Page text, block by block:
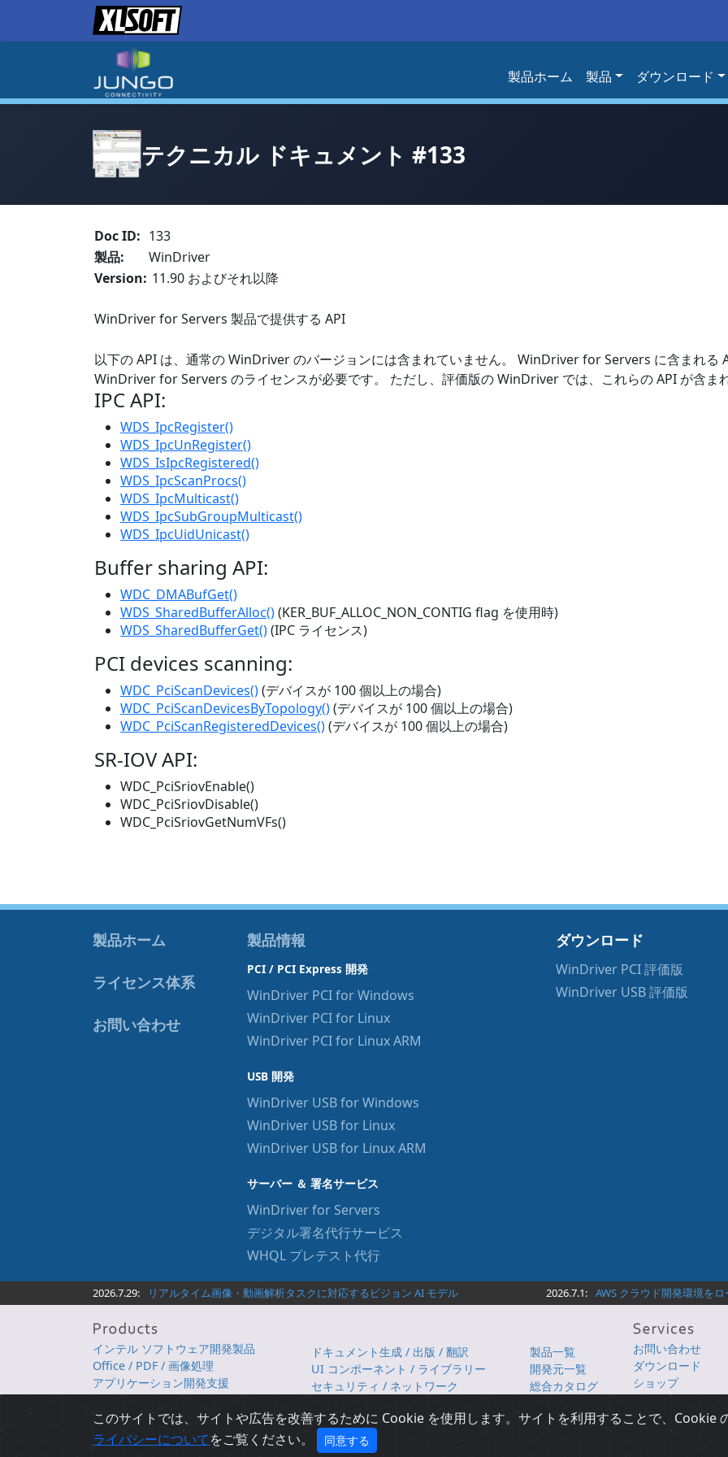
製品ホーム 製品 ダウンロード
テクニカル ドキュメント #133
Doc ID: 133
製品:
WinDriver
Version: 11.90 およびそれ以降
WinDriver for Servers 製品で提供する API
以下の API は、通常の WinDriver のバージョンには含まれていません。 WinDriver for Servers に含まれる
WinDriver for Servers のライセンスが必要です。 ただし、評価版の WinDriver では、これらの API が含まれ
IPC API:
WDS_IpcRegister()
WDS_IpcUnRegister()
WDS_IsIpcRegistered()
WDS_IpcScanProcs()
WDS_IpcMulticast()
WDS_IpcSubGroupMulticast()
WDS_IpcUidUnicast()
Buffer sharing API:
WDC_DMABufGet()
WDS_SharedBufferAlloc()(KER_BUF_ALLOC_NON_CONTIG flag を使用時)
WDS_SharedBufferGet()(IPC ライセンス)
PCI devices scanning:
WDC_PciScanDevices()(デバイスが 100 個以上の場合)
WDC_PciScanDevicesByTopology()(デバイスが 100 個以上の場合)
WDC_PciScanRegisteredDevices()(デバイスが 100 個以上の場合)
SR-IOV API:
WDC_PciSriovEnable()
WDC_PciSriovDisable()
WDC_PciSriovGetNumVFs()
製品ホーム
ライセンス体系
お問い合わせ
製品情報
PCI / PCI Express 開発
WinDriver PCI for Windows
WinDriver PCI for Linux
WinDriver PCI for Linux ARM
USB 開発
WinDriver USB for Windows
WinDriver USB for Linux
WinDriver USB for Linux ARM
サーバー ＆ 署名サービス
WinDriver for Servers
デジタル署名代行サービス
WHQL プレテスト代行
ダウンロード
WinDriver PCI 評価版
WinDriver USB 評価版
2026.7.29: リアルタイム画像・動画解析タスクに対応するビジョン AI モデル 2026.7.1: AWS クラウド開発環境を
インテル ソフトウェア開発製品
Office / PDF / 画像処理
アプリケーション開発支援
AI / 機械学習 / データサイエンス
ドキュメント生成 / 出版 / 翻訳
UI コンポーネント / ライブラリー
セキュリティ / ネットワーク
製品一覧
開発元一覧
総合カタログ
お問い合わせ
ダウンロード
ショップ
Copyright © 1998-2026 XLsoft Corporation. All Rights Reserved.
各製品名は、各社の商標または登録商標です。
このサイトでは、サイトや広告を改善するために Cookie を使用します。サイトを利用することで、Cookie
ライバシーについてをご覧ください。 同意する